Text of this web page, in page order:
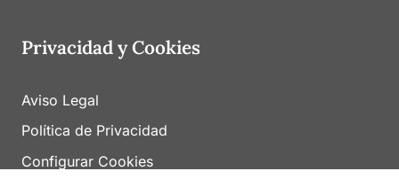
Privacidad y Cookies
Aviso Legal
Política de Privacidad
Configurar Cookies